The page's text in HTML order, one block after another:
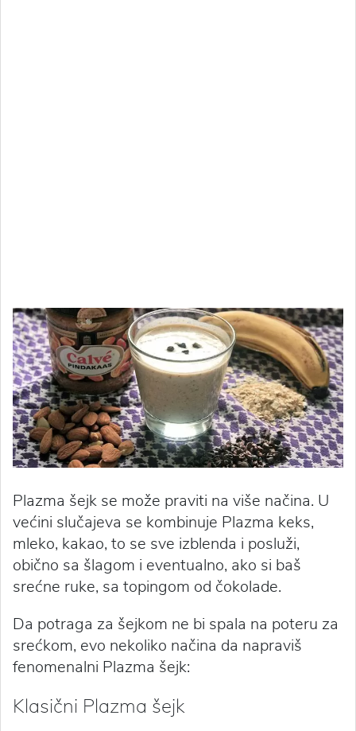
Plazma šejk se može praviti na više načina. U
većini slučajeva se kombinuje Plazma keks,
mleko, kakao, to se sve izblenda i posluži,
obično sa šlagom i eventualno, ako si baš
srećne ruke, sa topingom od čokolade.
Da potraga za šejkom ne bi spala na poteru za
srećkom, evo nekoliko načina da napraviš
fenomenalni Plazma šejk:
Klasični Plazma šejk